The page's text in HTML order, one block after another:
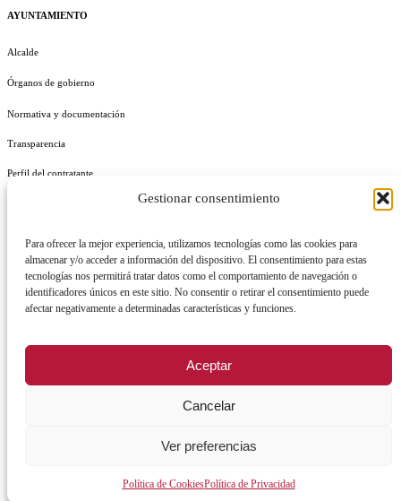
Gestionar consentimiento
Para ofrecer la mejor experiencia, utilizamos tecnologías como las cookies para
almacenar y/o acceder a información del dispositivo. El consentimiento para estas
tecnologías nos permitirá tratar datos como el comportamiento de navegación o
identificadores únicos en este sitio. No consentir o retirar el consentimiento puede
afectar negativamente a determinadas características y funciones.
Aceptar
Cancelar
Ver preferencias
Política de CookiesPolítica de Privacidad
AYUNTAMIENTO
Alcalde
Órganos de gobierno
Normativa y documentación
Transparencia
Perfil del contratante
REGISTRO DE ACTIVIDADES DE TRATAMIENTO